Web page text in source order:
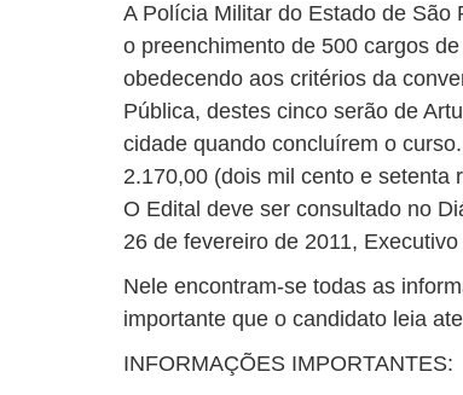
A Polícia Militar do Estado de São
o preenchimento de 500 cargos
obedecendo aos critérios da
Pública, destes cinco serão de
cidade quando concluírem o
2.170,00 (dois mil cento e setenta
O Edital deve ser consultado no
26 de fevereiro de 2011,
Nele encontram-se todas as
importante que o candidato leia
INFORMAÇÕES IMPORTANTES: